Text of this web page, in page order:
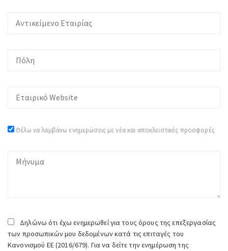
Θέλω να λαμβάνω ενημερώσεις με νέα και αποκλειστικές προσφορές
Δηλώνω ότι έχω ενημερωθεί για τους όρους της επεξεργασίας
των προσωπικών μου δεδομένων κατά τις επιταγές του
Κανονισμού ΕΕ (2016/679). Για να δείτε την ενημέρωση της